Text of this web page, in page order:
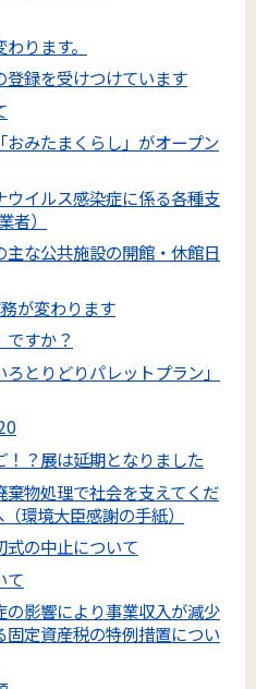
ります。
録を受けつけています
みたまくらし」がオープン
ウイルス感染症に係る各種支
者）
な公共施設の開館・休館日
が変わります
ですか？
とりどりパレットプラン」
！？展は延期となりました
棄物処理で社会を支えてくだ
環境大臣感謝の手紙）
式の中止について
て
影響により事業収入が減少
固定資産税の特例措置につい